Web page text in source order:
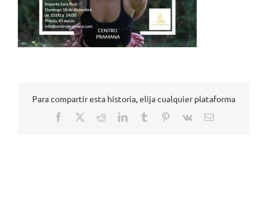
Para compartir esta historia, elija cualquier plataforma
Facebook RedditLinkedInTumblr Pinterest
Vk
Correo